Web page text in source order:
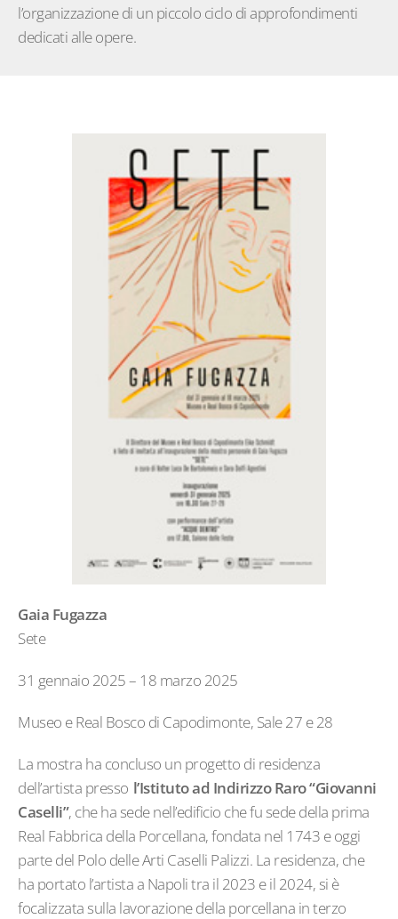
l’organizzazione di un piccolo ciclo di approfondimenti
dedicati alle opere.
Gaia Fugazza
Sete
31 gennaio 2025 – 18 marzo 2025
Museo e Real Bosco di Capodimonte, Sale 27 e 28
La mostra ha concluso un progetto di residenza
dell’artista presso l’Istituto ad Indirizzo Raro “Giovanni
Caselli”, che ha sede nell’edificio che fu sede della prima
Real Fabbrica della Porcellana, fondata nel 1743 e oggi
parte del Polo delle Arti Caselli Palizzi. La residenza, che
ha portato l’artista a Napoli tra il 2023 e il 2024, si è
focalizzata sulla lavorazione della porcellana in terzo